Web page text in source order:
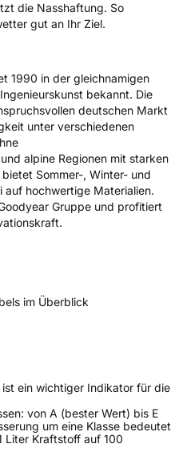
Innovation Center, Avenue
Colmar-Berg Luxemburg,
die Nasshaftung. So
gut an Ihr Ziel.
1990 in der gleichnamigen
bekannt. Die
deutschen Markt
unter verschiedenen
alpine Regionen mit starken
Sommer-, Winter- und
auf hochwertige Materialien.
Gruppe und profitiert
im Überblick
ist ein wichtiger Indikator für die
von A (bester Wert) bis E
um eine Klasse bedeutet
Liter Kraftstoff auf 100